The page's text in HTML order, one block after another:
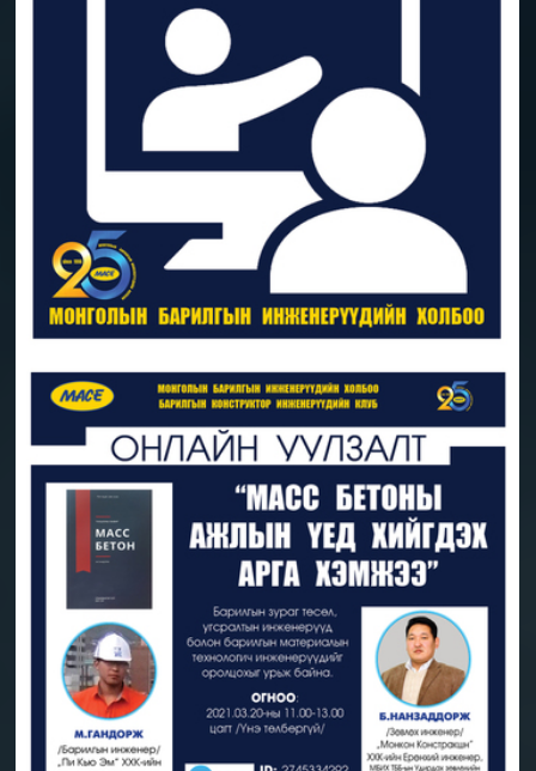
3-р сард зохион байгуулах сургалтуудын
хуваарь
2021-03-15 | МБИ Холбооны байр